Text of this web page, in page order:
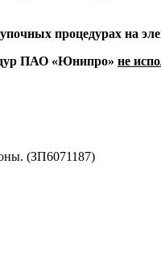
процедурах на
ПАО «Юнипро» не
(ЗП6071187)